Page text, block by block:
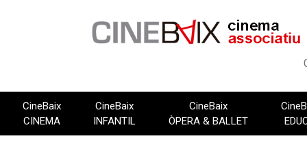
CineBaix
CINEMA
CineBaix
INFANTIL
CineBaix
ÒPERA & BALLET